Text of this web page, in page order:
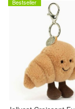
Bestseller